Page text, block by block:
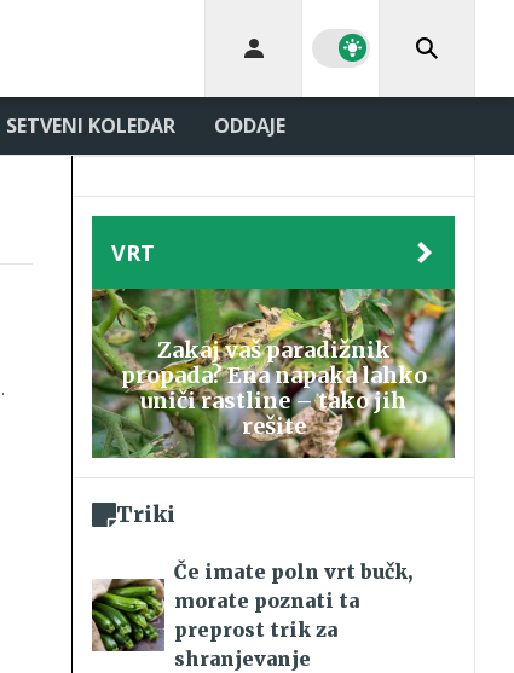
SETVENI KOLEDAR ODDAJE
VRT
Zakaj vaš paradižnik
propada? Ena napaka lahko
uniči rastline – tako jih
rešite
Triki
Če imate poln vrt bučk,
morate poznati ta
preprost trik za
shranjevanje